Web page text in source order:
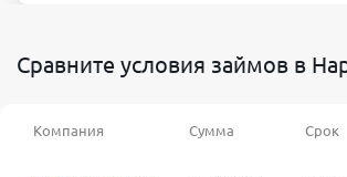
Сравните условия займов в
Компания Сумма Срок